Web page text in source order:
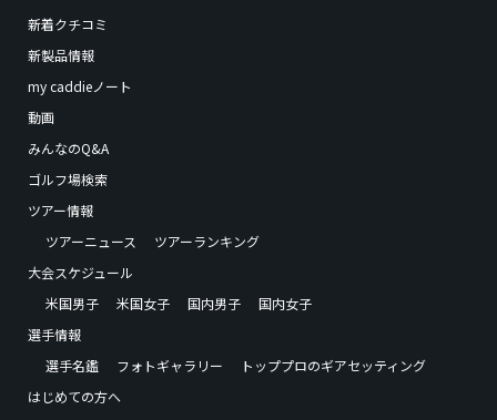
新着クチコミ
新製品情報
my caddieノート
動画
みんなのQ&A
ゴルフ場検索
ツアー情報
ツアーニュース
ツアーランキング
大会スケジュール
米国男子
米国女子 国内男子
国内女子
選手情報
選手名鑑
フォトギャラリー
トッププロのギアセッティング
はじめての方へ